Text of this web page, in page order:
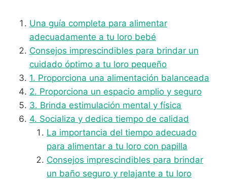
Una guía completa para alimentar
adecuadamente a tu loro bebé
Consejos imprescindibles para brindar un
cuidado óptimo a tu loro pequeño
1. Proporciona una alimentación balanceada
2. Proporciona un espacio amplio y seguro
3. Brinda estimulación mental y física
4. Socializa y dedica tiempo de calidad
La importancia del tiempo adecuado
para alimentar a tu loro con papilla
Consejos imprescindibles para brindar
un baño seguro y relajante a tu loro